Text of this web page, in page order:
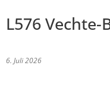
L576
6. Juli 2026